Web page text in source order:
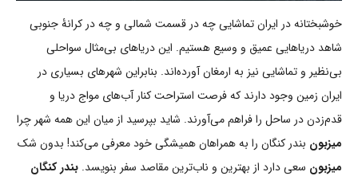
خوشبختانه در ایران تماشایی چه در قسمت شمالی و چه در کرانۀ جنوبی
شاهد دریاهایی عمیق و وسیع هستیم. این دریاهای بی‌مثال سواحلی
بی‌نظیر و تماشایی نیز به ارمغان آورده‌اند. بنابراین شهرهای بسیاری در
ایران زمین وجود دارند که فرصت استراحت کنار آب‌های مواج دریا و
قدم‌زدن در ساحل را فراهم می‌آورند. شاید بپرسید از میان این همه شهر چرا
میزبون بندر کنگان را به همراهان همیشگی خود معرفی می‌کند! بدون شک
میزبون سعی دارد از بهترین و ناب‌ترین مقاصد سفر بنویسد. بندر کنگان